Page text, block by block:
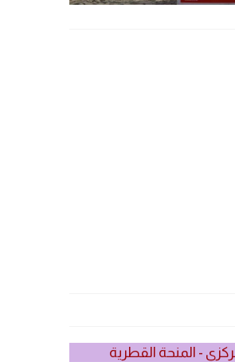
- المنحة القطرية